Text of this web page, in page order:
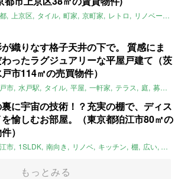
上京区 タイル 町家 京町家 レトロ リノベーション
織りなす格子天井の下で。 質感にま
ったラグジュアリーな平屋戸建て（茨
市114㎡の売買物件）
市 水戸駅 タイル 平屋 一軒家 テラス 庭 募集中
に宇宙の技術！？充実の棚で、ディス
愉しむお部屋。（東京都狛江市80㎡の
）
市 1SLDK 南向き リノベ キッチン 棚 広い ガイ
もっとみる